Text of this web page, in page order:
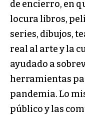
de encierro, en
locura libros,
series, dibujos,
real al arte y la
ayudado a
herramientas
pandemia. Lo
público y las